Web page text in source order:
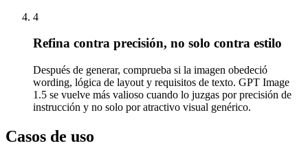
4
Refina contra precisión, no solo contra estilo
Después de generar, comprueba si la imagen obedeció
wording, lógica de layout y requisitos de texto. GPT Image
1.5 se vuelve más valioso cuando lo juzgas por precisión de
instrucción y no solo por atractivo visual genérico.
Casos de uso